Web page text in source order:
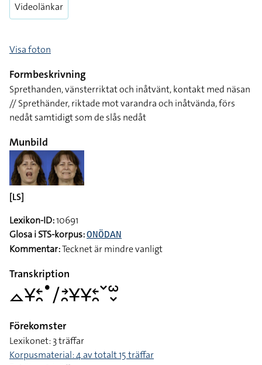
Videolänkar
Visa foton
Formbeskrivning
Sprethanden, vänsterriktat och inåtvänt, kontakt med näsan
// Sprethänder, riktade mot varandra och inåtvända, förs
nedåt samtidigt som de slås nedåt
Munbild
[LS]
Lexikon-ID:10691
Glosa i STS-korpus:ONÖDAN
Kommentar:Tecknet är mindre vanligt
Transkription
􌤼􌥃􌥓􌥘􌤟􌥠􌥔􌥘􌥃􌥃􌥓􌥘􌥧􌥱􌦀
Förekomster
Lexikonet: 3 träffar
Korpusmaterial: 4 av totalt 15 träffar